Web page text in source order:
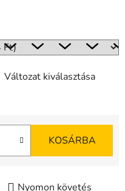
Változat kiválasztása
KOSÁRBA
Nyomon követés